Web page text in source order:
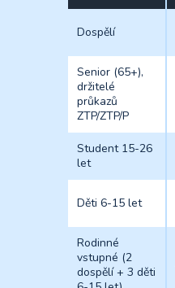
Dospělí
Senior (65+),
držitelé
průkazů
ZTP/ZTP/P
Student 15-26
let
Děti 6-15 let
Rodinné
vstupné (2
dospělí + 3 děti